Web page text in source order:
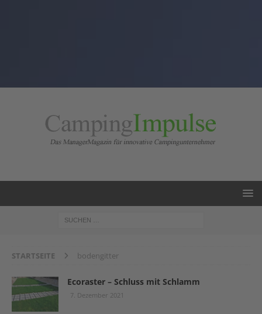
STARTSEITE bodengitter
Ecoraster – Schluss mit Schlamm
7. Dezember 2021